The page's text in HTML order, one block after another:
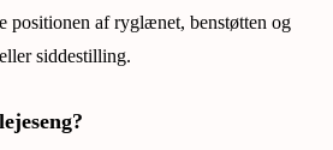
positionen af ryglænet, benstøtten og
siddestilling.